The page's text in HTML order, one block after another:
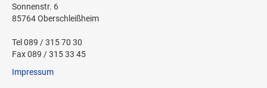
Sonnenstr. 6
85764 Oberschleißheim
Tel 089 / 315 70 30
Fax 089 / 315 33 45
Impressum